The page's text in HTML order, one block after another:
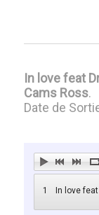
In love feat
Cams Ross.
Date de
1 In love